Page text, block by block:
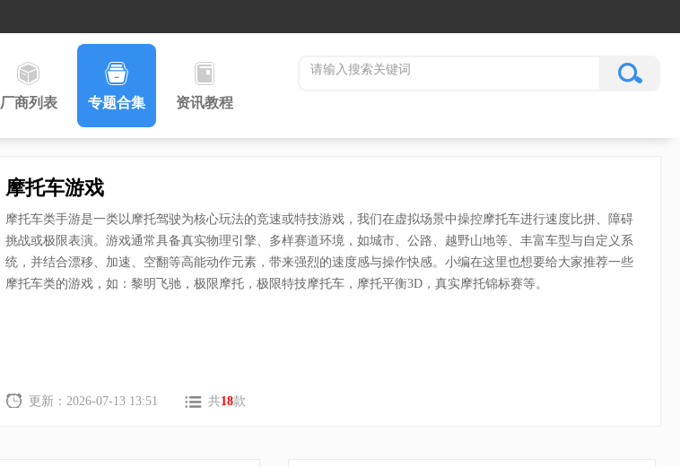
厂商列表 专题合集 资讯教程
摩托车游戏
摩托车类手游是一类以摩托驾驶为核心玩法的竞速或特技游戏，我们在虚拟场景中操控摩托车进行速度比拼、障碍
挑战或极限表演。游戏通常具备真实物理引擎、多样赛道环境，如城市、公路、越野山地等、丰富车型与自定义系
统，并结合漂移、加速、空翻等高能动作元素，带来强烈的速度感与操作快感。小编在这里也想要给大家推荐一些
摩托车类的游戏，如：黎明飞驰，极限摩托，极限特技摩托车，摩托平衡3D，真实摩托锦标赛等。
更新：2026-07-13 13:51 共18款